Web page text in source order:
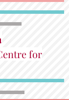
for